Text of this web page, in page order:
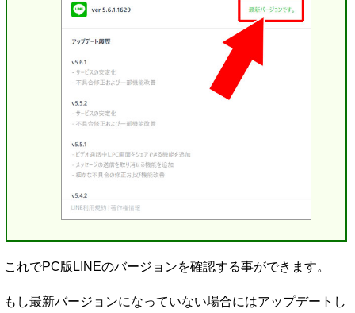
これでPC版LINEのバージョンを確認する事ができます。
もし最新バージョンになっていない場合にはアップデートし